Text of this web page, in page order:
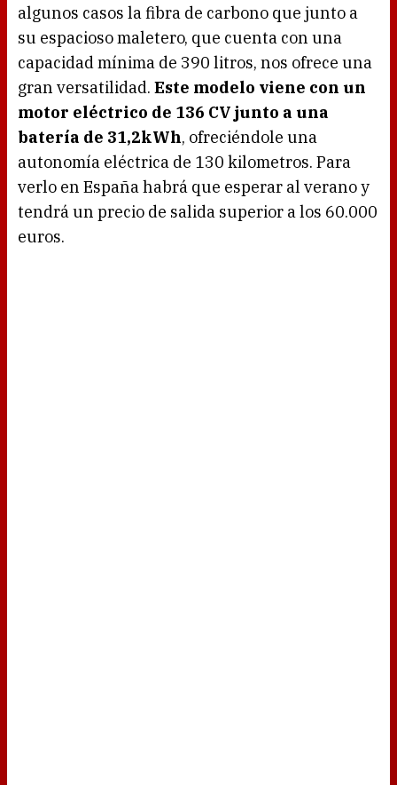
algunos casos la fibra de carbono que junto a
su espacioso maletero, que cuenta con una
capacidad mínima de 390 litros, nos ofrece una
gran versatilidad. Este modelo viene con un
motor eléctrico de 136 CV junto a una
batería de 31,2kWh, ofreciéndole una
autonomía eléctrica de 130 kilometros. Para
verlo en España habrá que esperar al verano y
tendrá un precio de salida superior a los 60.000
euros.